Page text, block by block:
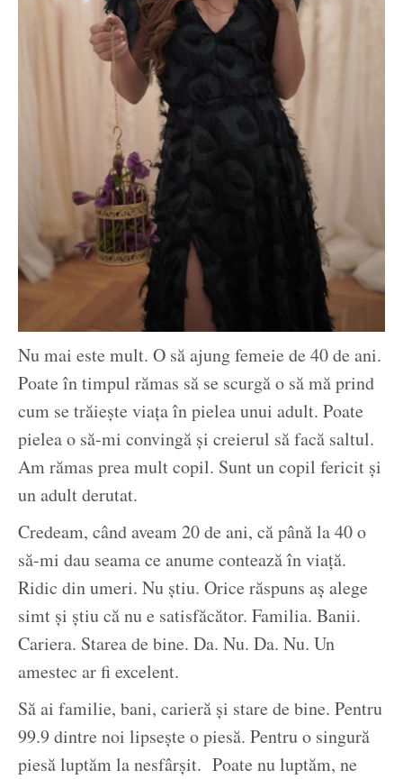
Nu mai este mult. O să ajung femeie de 40 de ani.
Poate în timpul rămas să se scurgă o să mă prind
cum se trăiește viața în pielea unui adult. Poate
pielea o să-mi convingă și creierul să facă saltul.
Am rămas prea mult copil. Sunt un copil fericit și
un adult derutat.
Credeam, când aveam 20 de ani, că până la 40 o
să-mi dau seama ce anume contează în viață.
Ridic din umeri. Nu știu. Orice răspuns aș alege
simt și știu că nu e satisfăcător. Familia. Banii.
Cariera. Starea de bine. Da. Nu. Da. Nu. Un
amestec ar fi excelent.
Să ai familie, bani, carieră și stare de bine. Pentru
99.9 dintre noi lipsește o piesă. Pentru o singură
piesă luptăm la nesfârșit. Poate nu luptăm, ne